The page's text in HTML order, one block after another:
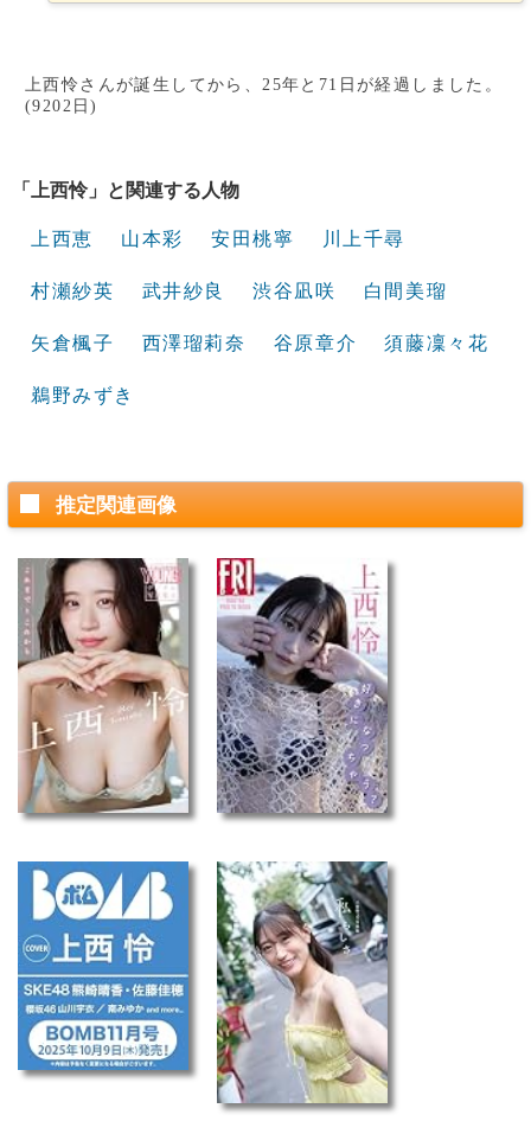
上西怜さんが誕生してから、25年と71日が経過しました。
(9202日)
「上西怜」と関連する人物
上西恵 山本彩 安田桃寧 川上千尋
村瀬紗英 武井紗良 渋谷凪咲 白間美瑠
矢倉楓子 西澤瑠莉奈 谷原章介 須藤凜々花
鵜野みずき
推定関連画像